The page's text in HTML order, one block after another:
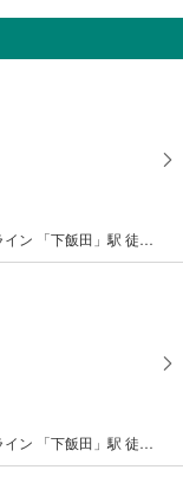
横浜市営地下鉄ブルーライン 「下飯田」駅 徒歩25分
横浜市営地下鉄ブルーライン 「下飯田」駅 徒歩25分